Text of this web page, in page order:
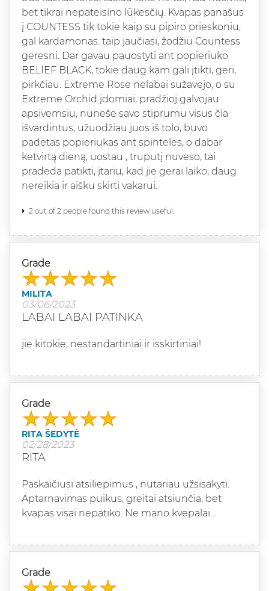
bet tikrai nepateisino lūkesčių. Kvapas panašus
į COUNTESS tik tokie kaip su pipiro prieskoniu,
gal kardamonas. taip jaučiasi, žodžiu Countess
geresni. Dar gavau pauostyti ant popieriuko
BELIEF BLACK, tokie daug kam gali įtikti, geri,
pirkčiau. Extreme Rose nelabai sužavėjo, o su
Extreme Orchid įdomiai, pradžioj galvojau
apsivemsiu, nunešė savo stiprumu visus čia
išvardintus, užuodžiau juos iš tolo, buvo
padėtas popieriukas ant spintelės, o dabar
ketvirtą dieną, uostau , truputį nuvėso, tai
pradeda patikti, įtariu, kad jie gerai laiko, daug
nereikia ir aišku skirti vakarui.
2 out of 2 people found this review useful.
Grade
MILITA
03/06/2023
LABAI LABAI PATINKA
jie kitokie, nestandartiniai ir isskirtiniai!
Grade
RITA ŠEDYTĖ
02/28/2023
RITA
Paskaičiusi atsiliepimus , nutariau užsisakyti.
Aptarnavimas puikus, greitai atsiunčia, bet
kvapas visai nepatiko. Ne mano kvepalai...
Grade